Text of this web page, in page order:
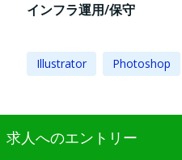
インフラ運用/保守
Illustrator Photoshop
求人へのエントリー